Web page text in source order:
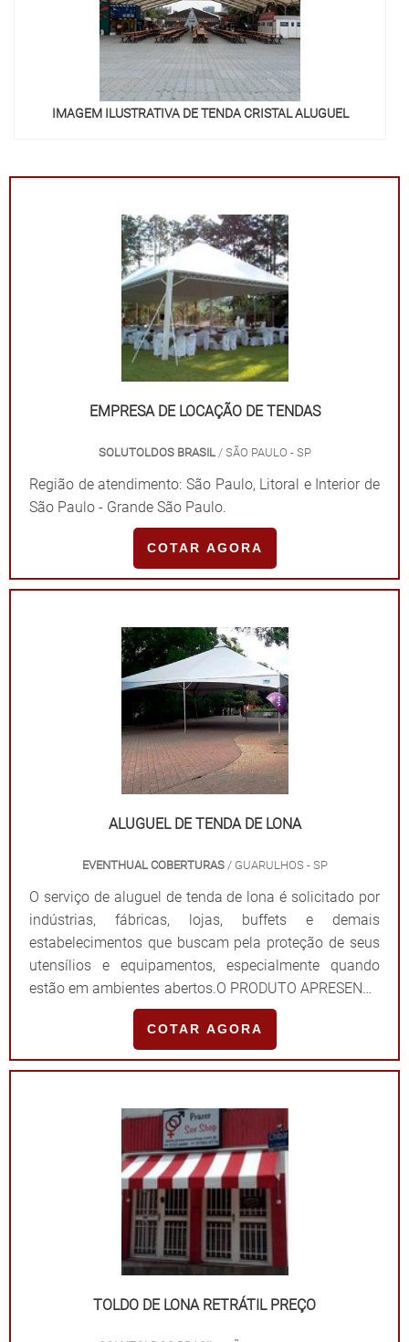
IMAGEM ILUSTRATIVA DE TENDA CRISTAL ALUGUEL
EMPRESA DE LOCAÇÃO DE TENDAS
SOLUTOLDOS BRASIL/ SÃO PAULO - SP
Região de atendimento: São Paulo, Litoral e Interior de
São Paulo - Grande São Paulo.
COTAR AGORA
ALUGUEL DE TENDA DE LONA
EVENTHUAL COBERTURAS/ GUARULHOS - SP
O serviço de aluguel de tenda de lona é solicitado por
indústrias, fábricas, lojas, buffets e demais
estabelecimentos que buscam pela proteção de seus
utensílios e equipamentos, especialmente quando
estão em ambientes abertos.O PRODUTO APRESENTA
DIVERSOS MODELOS E FORMATOSA tenda feita de
lona possui diversos modelos e formatos,
responsáveis por atender os mais variados
ser instalada por prof.
COTAR AGORA
TOLDO DE LONA RETRÁTIL PREÇO